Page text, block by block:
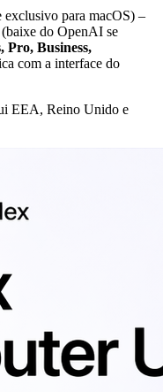
exclusivo para macOS) –
do OpenAI se
Pro, Business,
com a interface do
EEA, Reino Unido e